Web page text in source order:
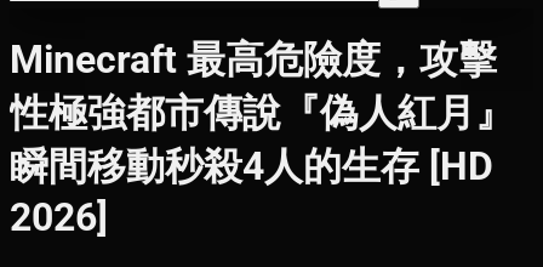
Minecraft 最高危險度，攻擊
性極強都市傳說『偽人紅月』
瞬間移動秒殺4人的生存 [HD
2026]